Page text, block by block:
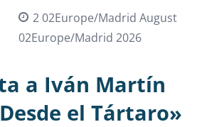
2 02Europe/Madrid August
02Europe/Madrid 2026
a Iván Martín
el Tártaro»